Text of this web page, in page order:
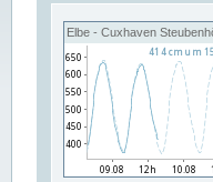
Elbe - Cuxhaven